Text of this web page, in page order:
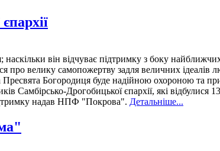
наскільки він відчуває підтримку з боку
велику самопожертву задля величних ідеалів
Богородиця буде надійною охороною та
Дрогобицької єпархії, які відбулися
надав НПФ "Покрова". Детальніше...